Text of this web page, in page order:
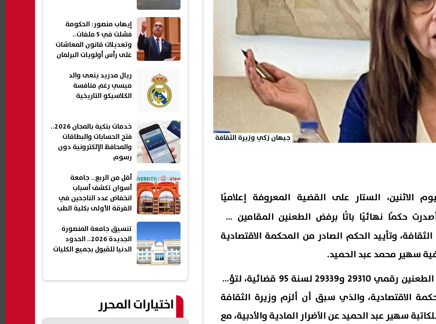
جيهان زكي وزيرة الثقافة
الاثنين، الستار على القضية المعروفة إعلاميًا
حكمًا نهائيًا باتًا برفض الطعنين المقامين من
وتأييد الحكم الصادر من المحكمة الاقتصادية
سهير محمد عبد الحميد.
وقضت محكمة النقض برفض الطعنين رقمي 29310 و29339 لسنة 95 قضائية، لتؤيد
الاقتصادية، والذي سبق أن ألزم وزيرة الثقافة
للكاتبة سهير عبد الحميد عن الأضرار المادية والأدبية، مع
إيهاب منصور: الحكومة
فشلت في 5 ملفات..
وتعديلات قانون المعاشات
على رأس أولويات البرلمان
ريال مدريد ينعى والد
ميسي رغم منافسة
الكلاسيكو التاريخية
خدمات بنكية بالمجان 2026..
فتح الحسابات والبطاقات
والمحافظ الإلكترونية دون
رسوم
أقل من الربع.. جامعة
أسوان تكشف أسباب
انخفاض عدد الناجحين في
الفرقة الأولى بكلية الطب
تنسيق جامعة المنصورة
الجديدة 2026.. الحدود
الدنيا للقبول بجميع الكليات
اختيارات المحرر